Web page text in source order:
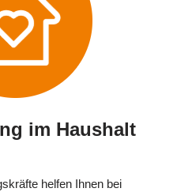
im Haushalt
helfen Ihnen bei